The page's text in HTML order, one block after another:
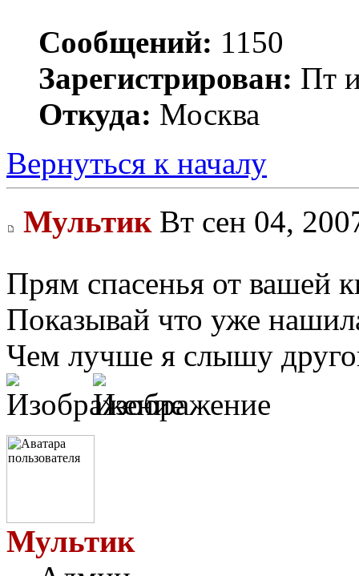
Сообщений: 1150
Зарегистрирован: Пт
Откуда: Москва
Вернуться к началу
МультикВт сен 04,
Прям спасенья от вашей
Показывай что уже
Чем лучше я слышу
Мультик